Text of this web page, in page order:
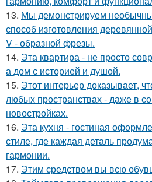
13. Мы демонстрируем
способ изготовления
V - образной фрезы.
14. Эта квартира - не просто
а дом с историей и душой.
15. Этот интерьер доказывает,
любых пространствах - даже в
новостройках.
16. Эта кухня - гостиная
стиле, где каждая деталь
гармонии.
17. Этим средством вы всю